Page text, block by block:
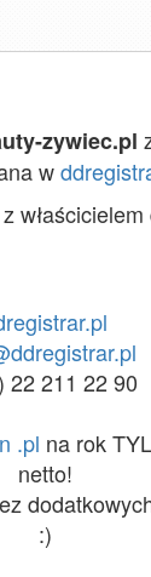
zywiec.pl
w
z
22 211 22 90
.pl na rok
netto!
:)